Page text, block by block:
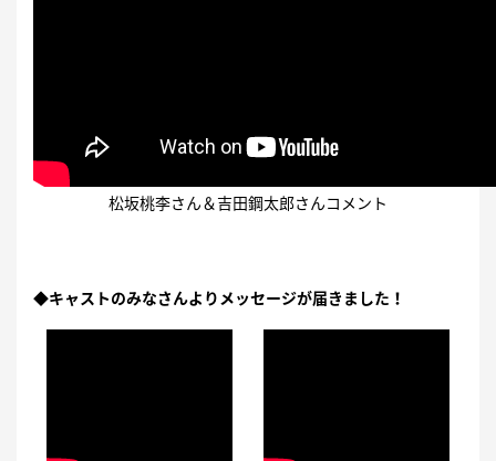
松坂桃李さん＆吉田鋼太郎さんコメント
◆キャストのみなさんよりメッセージが届きました！